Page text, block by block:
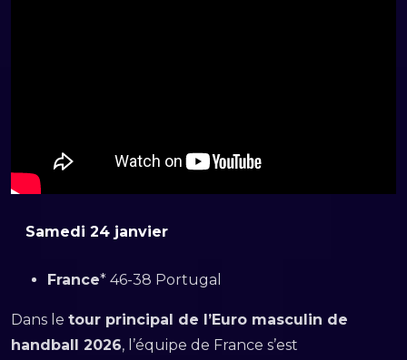
Samedi 24 janvier
France* 46-38 Portugal
Dans le tour principal de l’Euro masculin de
handball 2026, l’équipe de France s’est